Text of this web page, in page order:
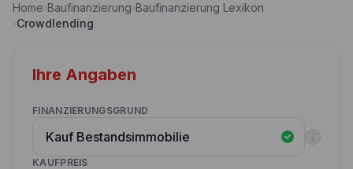
Nebenkostenrechner
Annuitätenrechner
Wettbewerbe
Kunden werben Kunden
Home›Baufinanzierung›Baufinanzierung Lexikon
›Crowdlending
Ihre Angaben
FINANZIERUNGSGRUND
i
KAUFPREIS